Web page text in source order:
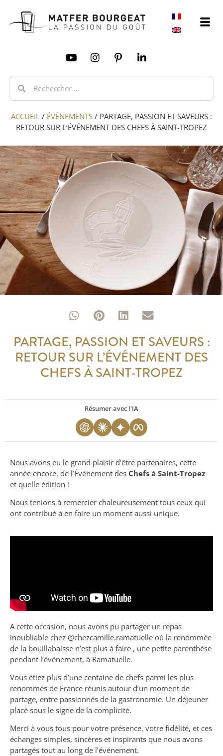
ACCUEIL / ÉVÈNEMENTS / PARTAGE, PASSION ET SAVEURS :
RETOUR SUR L’ÉVÉNEMENT DES CHEFS À SAINT-TROPEZ
PARTAGE, PASSION ET SAVEURS :
RETOUR SUR L’ÉVÉNEMENT DES
CHEFS À SAINT-TROPEZ
Résumer avec l'IA
Nous avons eu le grand plaisir d’être partenaires, cette
année encore, de l’Événement des Chefs à Saint-Tropez
et quelle édition !
Nous tenions à remercier chaleureusement tous ceux qui
ont contribué à en faire un moment aussi unique.
A cette occasion, nous avons pu partager un repas
inoubliable chez @‌chezcamille.ramatuelle où la renommée
de la bouillabaisse n’est plus à faire , une petite parenthèse
pendant l’événement, à Ramatuelle.
Vous étiez plus d’une centaine de chefs parmi les plus
renommés de France réunis autour d’un moment de
partage, entre passionnés de la gastronomie. Un déjeuner
placé sous le signe de la complicité.
Merci à vous tous pour votre présence, votre fidélité, et ces
échanges simples, sincères et inspirants que nous avons
partagés tout au long de l’événement.